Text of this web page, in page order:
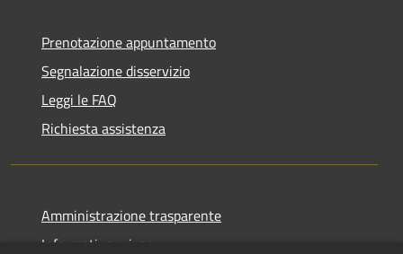
Prenotazione appuntamento
Segnalazione disservizio
Leggi le FAQ
Richiesta assistenza
Amministrazione trasparente
Informativa privacy